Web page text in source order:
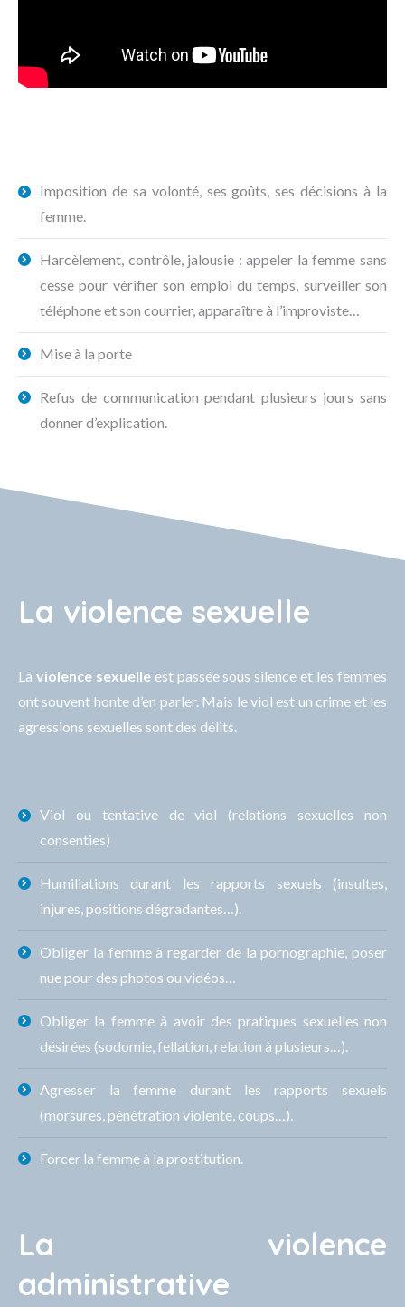
Imposition de sa volonté, ses goûts, ses décisions à la
femme.
Harcèlement, contrôle, jalousie : appeler la femme sans
cesse pour vérifier son emploi du temps, surveiller son
téléphone et son courrier, apparaître à l’improviste…
Mise à la porte
Refus de communication pendant plusieurs jours sans
donner d’explication.
La violence sexuelle
La violence sexuelleest passée sous silence et les femmes
ont souvent honte d’en parler. Mais le viol est un crime et les
agressions sexuelles sont des délits.
Viol ou tentative de viol (relations sexuelles non
consenties)
Humiliations durant les rapports sexuels (insultes,
injures, positions dégradantes…).
Obliger la femme à regarder de la pornographie, poser
nue pour des photos ou vidéos…
Obliger la femme à avoir des pratiques sexuelles non
désirées (sodomie, fellation, relation à plusieurs…).
Agresser la femme durant les rapports sexuels
(morsures, pénétration violente, coups…).
Forcer la femme à la prostitution.
La violence
administrative